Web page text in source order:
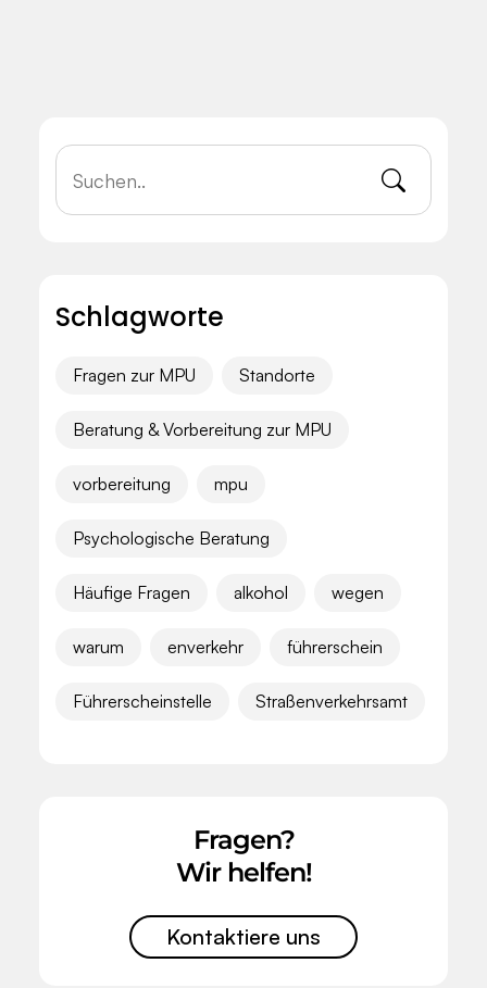
Schlagworte
Fragen zur MPU Standorte
Beratung & Vorbereitung zur MPU
vorbereitung mpu
Psychologische Beratung
Häufige Fragen alkohol wegen
warum enverkehr führerschein
Führerscheinstelle Straßenverkehrsamt
Fragen?
Wir helfen!
Kontaktiere uns